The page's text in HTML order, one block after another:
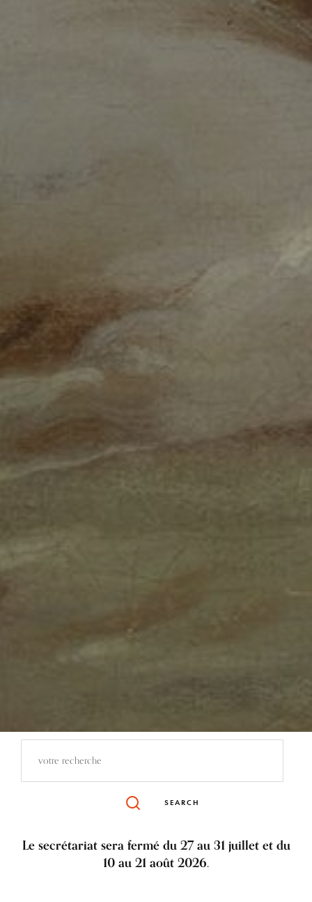
SEARCH
Le secrétariat sera fermé du 27 au 31 juillet et du
10 au 21 août 2026.